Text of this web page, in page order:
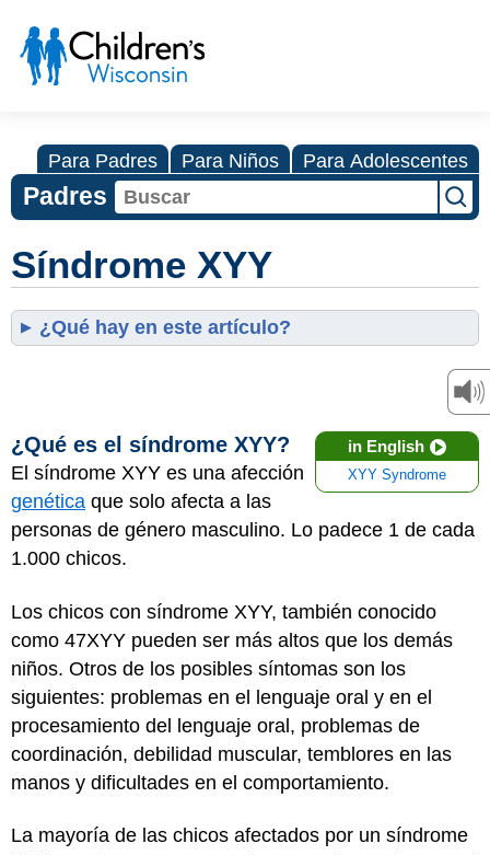
Para Padres Para Niños Para Adolescentes
Padres
Síndrome XYY
¿Qué hay en este artículo?
in English
XYY Syndrome
¿Qué es el síndrome XYY?
El síndrome XYY es una afección
genética que solo afecta a las
personas de género masculino. Lo padece 1 de cada
1.000 chicos.
Los chicos con síndrome XYY, también conocido
como 47XYY pueden ser más altos que los demás
niños. Otros de los posibles síntomas son los
siguientes: problemas en el lenguaje oral y en el
procesamiento del lenguaje oral, problemas de
coordinación, debilidad muscular, temblores en las
manos y dificultades en el comportamiento.
La mayoría de las chicos afectados por un síndrome